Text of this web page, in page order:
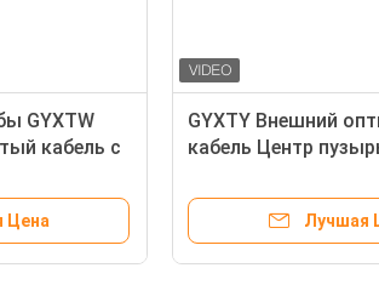
GYXTW
кабель с
Цена
GYXTY Внешний
кабель Центр
Лучшая